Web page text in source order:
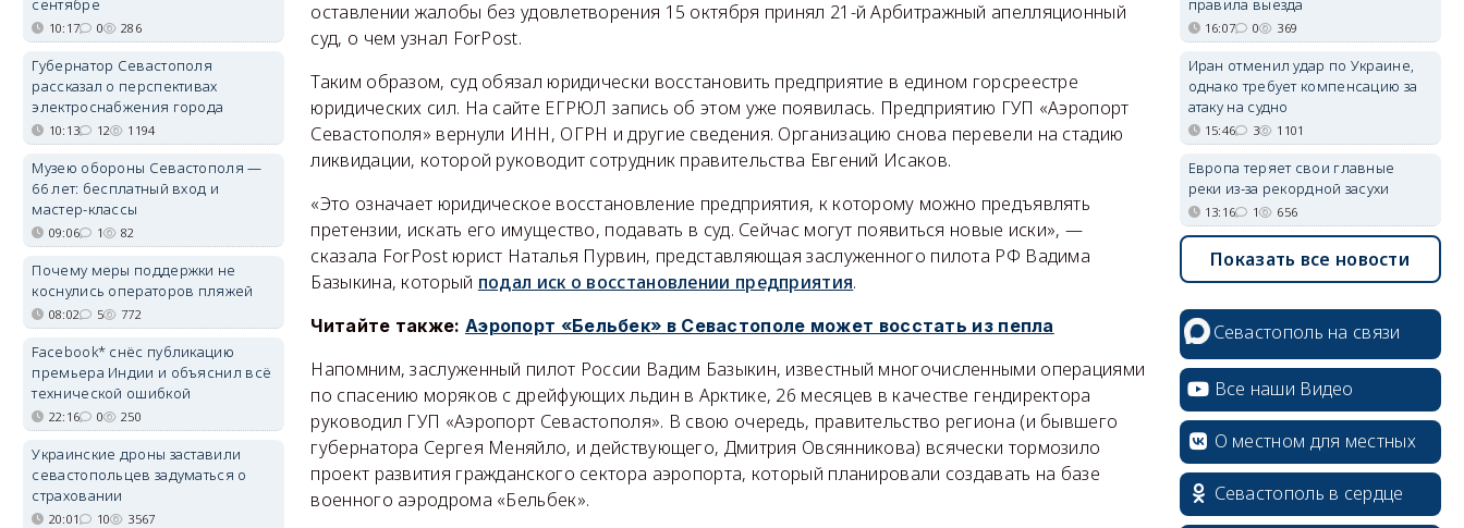
оставлении жалобы без удовлетворения 15 октября принял 21-й Арбитражный апелляционный
суд, о чем узнал ForPost.
Таким образом, суд обязал юридически восстановить предприятие в едином горсреестре
юридических сил. На сайте ЕГРЮЛ запись об этом уже появилась. Предприятию ГУП «Аэропорт
Севастополя» вернули ИНН, ОГРН и другие сведения. Организацию снова перевели на стадию
ликвидации, которой руководит сотрудник правительства Евгений Исаков.
«Это означает юридическое восстановление предприятия, к которому можно предъявлять
претензии, искать его имущество, подавать в суд. Сейчас могут появиться новые иски», —
сказала ForPost юрист Наталья Пурвин, представляющая заслуженного пилота РФ Вадима
Базыкина, который подал иск о восстановлении предприятия.
Читайте также: Аэропорт «Бельбек» в Севастополе может восстать из пепла
Напомним, заслуженный пилот России Вадим Базыкин, известный многочисленными операциями
по спасению моряков с дрейфующих льдин в Арктике, 26 месяцев в качестве гендиректора
руководил ГУП «Аэропорт Севастополя». В свою очередь, правительство региона (и бывшего
губернатора Сергея Меняйло, и действующего, Дмитрия Овсянникова) всячески тормозило
проект развития гражданского сектора аэропорта, который планировали создавать на базе
военного аэродрома «Бельбек».
сентябре
10:17 0 286
Губернатор Севастополя
рассказал о перспективах
электроснабжения города
10:13 12 1194
Музею обороны Севастополя —
66 лет: бесплатный вход и
мастер-классы
09:06 1 82
Почему меры поддержки не
коснулись операторов пляжей
08:02 5 772
Facebook* снёс публикацию
премьера Индии и объяснил всё
технической ошибкой
22:16 0 250
Украинские дроны заставили
севастопольцев задуматься о
страховании
20:01 10 3567
правила выезда
16:07 0 369
Иран отменил удар по Украине,
однако требует компенсацию за
атаку на судно
15:46 3 1101
Европа теряет свои главные
реки из-за рекордной засухи
13:16 1 656
Показать все новости
Севастополь на связи
Все наши Видео
О местном для местных
Севастополь в сердце